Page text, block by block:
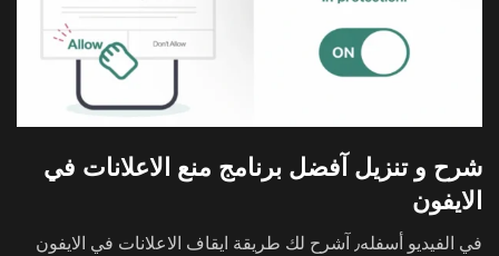
شرح و تنزيل آفضل برنامج منع الاعلانات في
الايفون
في الفيديو أسفله٫ آشرح لك طريقة ايقاف الاعلانات في الايفون